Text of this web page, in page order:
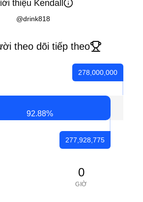
thiệu Kendall
@drink818
theo dõi tiếp theo
92.88%
277,928,775
278,000,000
0
GIỜ